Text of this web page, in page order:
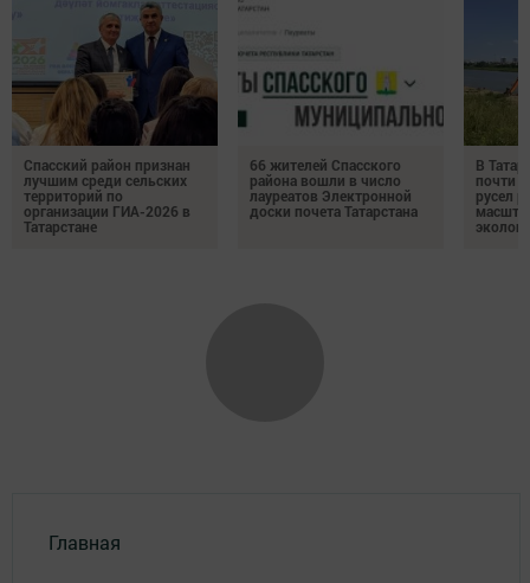
Спасский район признан
лучшим среди сельских
территорий по
организации ГИА-2026 в
Татарстане
66 жителей Спасского
района вошли в число
лауреатов Электронной
доски почета Татарстана
В
почти
русел
Главная